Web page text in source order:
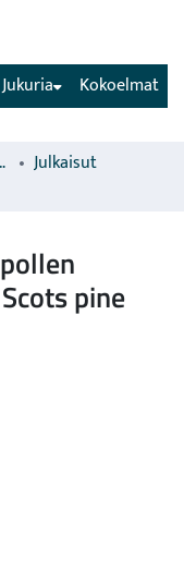
Kokoelmat
julkaisut
Julkaisut
pine